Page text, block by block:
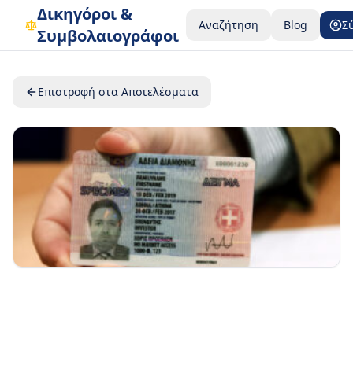
Δικηγόροι &
Συμβολαιογράφοι
Αναζήτηση Blog
Επιστροφή στα Αποτελέσματα